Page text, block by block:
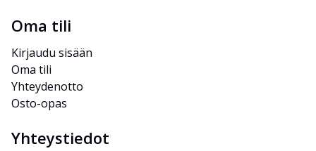
Oma tili
Kirjaudu sisään
Oma tili
Yhteydenotto
Osto-opas
Yhteystiedot